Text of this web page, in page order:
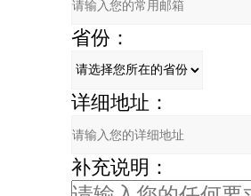
省份：
详细地址：
补充说明：